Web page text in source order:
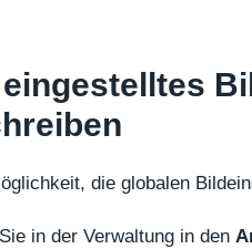
die globalen
in der Verwaltung in den